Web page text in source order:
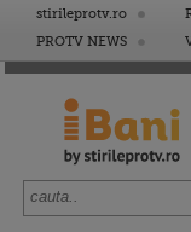
stirileprotv.ro
PROTV NEWS